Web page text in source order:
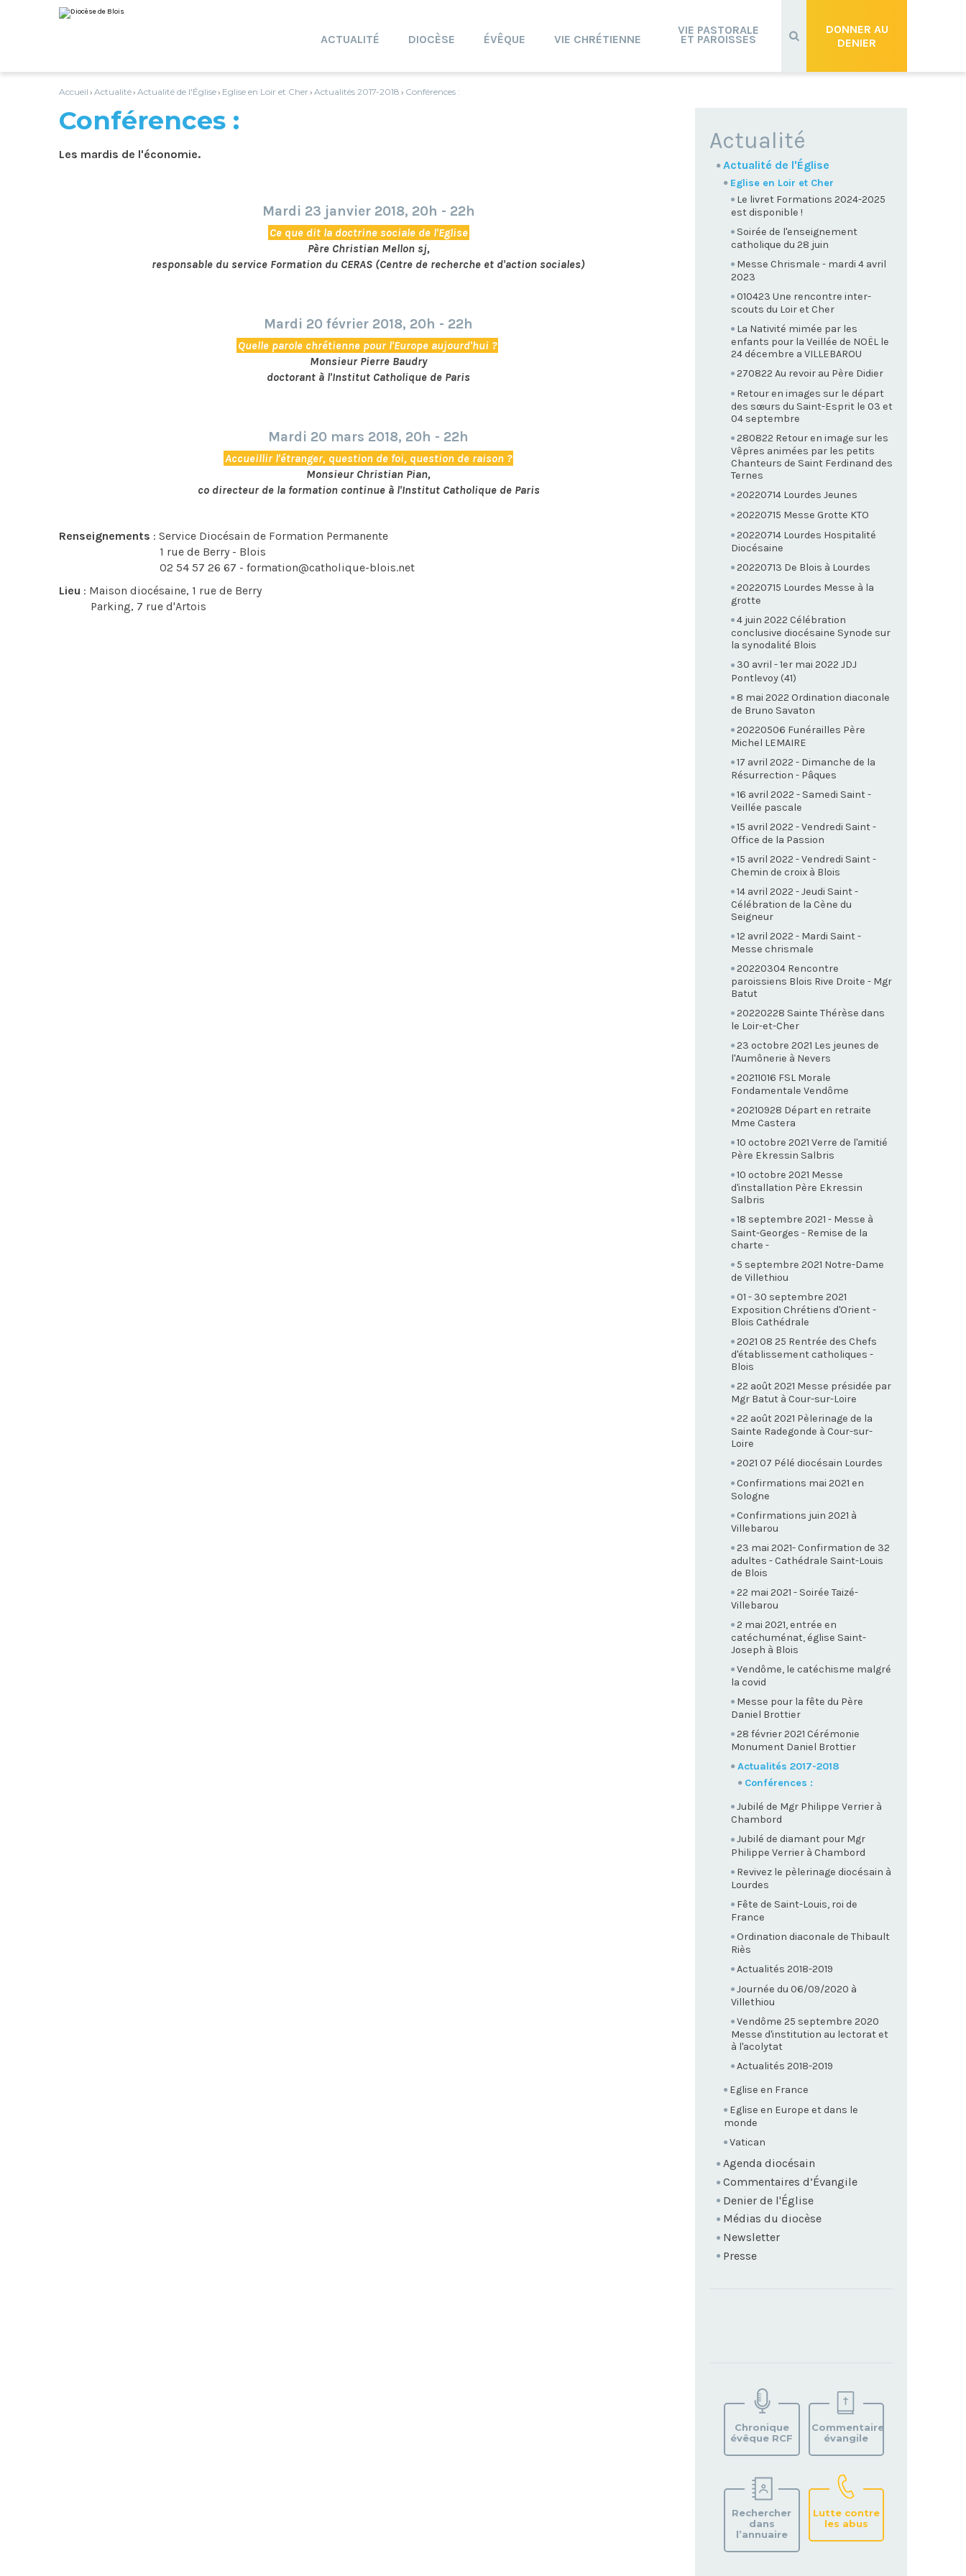
au
contenu.
personnels
DONNER AU
DENIER
ACTUALITÉ DIOCÈSE ÉVÊQUE VIE CHRÉTIENNE
VIE PASTORALE
ET PAROISSES
Accueil › Actualité› Actualité de l'Église› Eglise en Loir et Cher› Actualités 2017-2018 › Conférences :
Conférences :
Les mardis de l'économie.
Mardi 23 janvier 2018, 20h - 22h
Ce que dit la doctrine sociale de l'Eglise
Père Christian Mellon sj,
responsable du service Formation du CERAS (Centre de recherche et d'action sociales)
Mardi 20 février 2018, 20h - 22h
Quelle parole chrétienne pour l'Europe aujourd'hui ?
Monsieur Pierre Baudry
doctorant à l'Institut Catholique de Paris
Mardi 20 mars 2018, 20h - 22h
Accueillir l'étranger, question de foi, question de raison ?
Monsieur Christian Pian,
co directeur de la formation continue à l'Institut Catholique de Paris
Renseignements : Service Diocésain de Formation Permanente
1 rue de Berry - Blois
02 54 57 26 67 - formation@catholique-blois.net
Lieu : Maison diocésaine, 1 rue de Berry
Parking, 7 rue d'Artois
NAVIGATION
Actualité
Actualité de l'Église
Eglise en Loir et Cher
Le livret Formations 2024-2025
est disponible !
Soirée de l'enseignement
catholique du 28 juin
Messe Chrismale - mardi 4 avril
2023
010423 Une rencontre inter-
scouts du Loir et Cher
La Nativité mimée par les
enfants pour la Veillée de NOËL le
24 décembre a VILLEBAROU
270822 Au revoir au Père Didier
Retour en images sur le départ
des sœurs du Saint-Esprit le 03 et
04 septembre
280822 Retour en image sur les
Vêpres animées par les petits
Chanteurs de Saint Ferdinand des
Ternes
20220714 Lourdes Jeunes
20220715 Messe Grotte KTO
20220714 Lourdes Hospitalité
Diocésaine
20220713 De Blois à Lourdes
20220715 Lourdes Messe à la
grotte
4 juin 2022 Célébration
conclusive diocésaine Synode sur
la synodalité Blois
30 avril - 1er mai 2022 JDJ
Pontlevoy (41)
8 mai 2022 Ordination diaconale
de Bruno Savaton
20220506 Funérailles Père
Michel LEMAIRE
17 avril 2022 - Dimanche de la
Résurrection - Pâques
16 avril 2022 - Samedi Saint -
Veillée pascale
15 avril 2022 - Vendredi Saint -
Office de la Passion
15 avril 2022 - Vendredi Saint -
Chemin de croix à Blois
14 avril 2022 - Jeudi Saint -
Célébration de la Cène du
Seigneur
12 avril 2022 - Mardi Saint -
Messe chrismale
20220304 Rencontre
paroissiens Blois Rive Droite - Mgr
Batut
20220228 Sainte Thérèse dans
le Loir-et-Cher
23 octobre 2021 Les jeunes de
l'Aumônerie à Nevers
20211016 FSL Morale
Fondamentale Vendôme
20210928 Départ en retraite
Mme Castera
10 octobre 2021 Verre de l'amitié
Père Ekressin Salbris
10 octobre 2021 Messe
d'installation Père Ekressin
Salbris
18 septembre 2021 - Messe à
Saint-Georges - Remise de la
charte -
5 septembre 2021 Notre-Dame
de Villethiou
01 - 30 septembre 2021
Exposition Chrétiens d'Orient -
Blois Cathédrale
2021 08 25 Rentrée des Chefs
d'établissement catholiques -
Blois
22 août 2021 Messe présidée par
Mgr Batut à Cour-sur-Loire
22 août 2021 Pèlerinage de la
Sainte Radegonde à Cour-sur-
Loire
2021 07 Pélé diocésain Lourdes
Confirmations mai 2021 en
Sologne
Confirmations juin 2021 à
Villebarou
23 mai 2021- Confirmation de 32
adultes - Cathédrale Saint-Louis
de Blois
22 mai 2021 - Soirée Taizé-
Villebarou
2 mai 2021, entrée en
catéchuménat, église Saint-
Joseph à Blois
Vendôme, le catéchisme malgré
la covid
Messe pour la fête du Père
Daniel Brottier
28 février 2021 Cérémonie
Monument Daniel Brottier
Actualités 2017-2018
Conférences :
Jubilé de Mgr Philippe Verrier à
Chambord
Jubilé de diamant pour Mgr
Philippe Verrier à Chambord
Revivez le pèlerinage diocésain à
Lourdes
Fête de Saint-Louis, roi de
France
Ordination diaconale de Thibault
Riès
Actualités 2018-2019
Journée du 06/09/2020 à
Villethiou
Vendôme 25 septembre 2020
Messe d'institution au lectorat et
à l'acolytat
Actualités 2018-2019
Eglise en France
Eglise en Europe et dans le
monde
Vatican
Agenda diocésain
Commentaires d’Évangile
Denier de l'Église
Médias du diocèse
Newsletter
Presse
VOTRE
PAROISSE
Chronique
évêque RCF
Commentaire
évangile
Rechercher
dans
l’annuaire
Lutte contre
les abus